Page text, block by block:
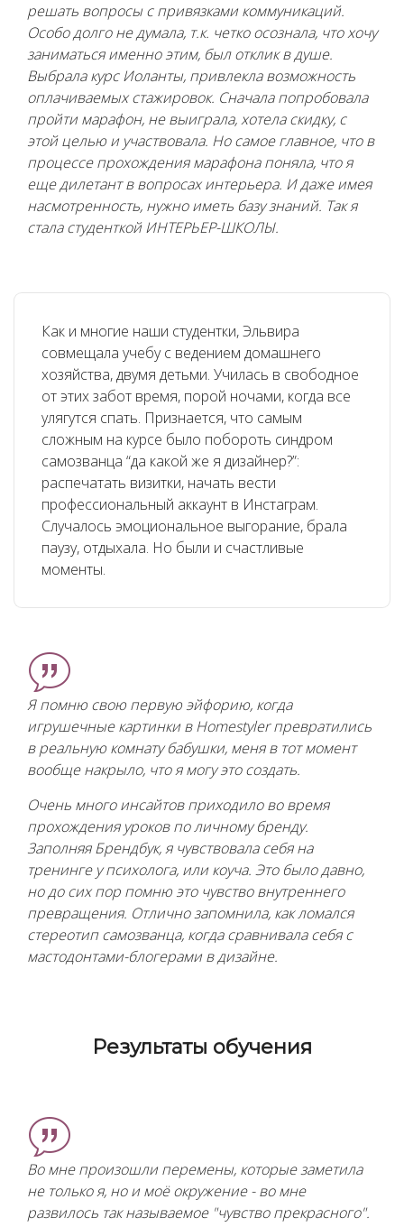
решать вопросы с привязками коммуникаций.
Особо долго не думала, т.к. четко осознала, что хочу
заниматься именно этим, был отклик в душе.
Выбрала курс Иоланты, привлекла возможность
оплачиваемых стажировок. Сначала попробовала
пройти марафон, не выиграла, хотела скидку, с
этой целью и участвовала. Но самое главное, что в
процессе прохождения марафона поняла, что я
еще дилетант в вопросах интерьера. И даже имея
насмотренность, нужно иметь базу знаний. Так я
стала студенткой ИНТЕРЬЕР-ШКОЛЫ.
Как и многие наши студентки, Эльвира
совмещала учебу с ведением домашнего
хозяйства, двумя детьми. Училась в свободное
от этих забот время, порой ночами, когда все
улягутся спать. Признается, что самым
сложным на курсе было побороть синдром
самозванца “да какой же я дизайнер?”:
распечатать визитки, начать вести
профессиональный аккаунт в Инстаграм.
Случалось эмоциональное выгорание, брала
паузу, отдыхала. Но были и счастливые
моменты.
Я помню свою первую эйфорию, когда
игрушечные картинки в Homestyler превратились
в реальную комнату бабушки, меня в тот момент
вообще накрыло, что я могу это создать.
Очень много инсайтов приходило во время
прохождения уроков по личному бренду.
Заполняя Брендбук, я чувствовала себя на
тренинге у психолога, или коуча. Это было давно,
но до сих пор помню это чувство внутреннего
превращения. Отлично запомнила, как ломался
стереотип самозванца, когда сравнивала себя с
мастодонтами-блогерами в дизайне.
Результаты обучения
Во мне произошли перемены, которые заметила
не только я, но и моё окружение - во мне
развилось так называемое "чувство прекрасного".